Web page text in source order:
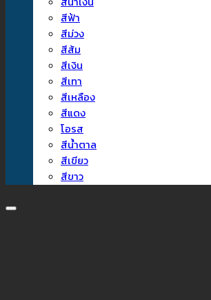
สีฟ้า
สีม่วง
สีส้ม
สีเงิน
สีเทา
สีเหลือง
สีแดง
โอรส
สีน้ำตาล
สีเขียว
สีขาว